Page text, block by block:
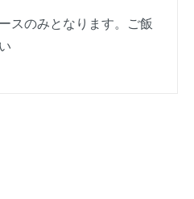
スのみとなります。ご飯